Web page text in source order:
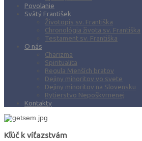
Povolanie
Svätý František
Životopis sv. Františka
Chronológia života sv. Františka
Testament sv. Františka
O nás
Charizma
Spiritualita
Regula Menších bratov
Dejiny minoritov vo svete
Dejiny minoritov na Slovensku
Rytierstvo Nepoškvrnenej
Kontakty
Kľúč k víťazstvám